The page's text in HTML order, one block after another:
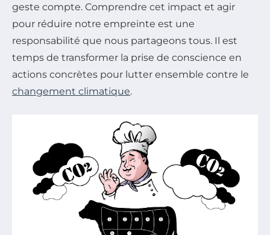
geste compte. Comprendre cet impact et agir
pour réduire notre empreinte est une
responsabilité que nous partageons tous. Il est
temps de transformer la prise de conscience en
actions concrètes pour lutter ensemble contre le
changement climatique.